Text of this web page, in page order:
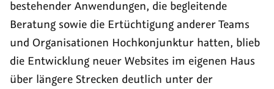
bestehender Anwendungen, die begleitende
Beratung sowie die Ertüchtigung anderer Teams
und Organisationen Hochkonjunktur hatten, blieb
die Entwicklung neuer Websites im eigenen Haus
über längere Strecken deutlich unter der